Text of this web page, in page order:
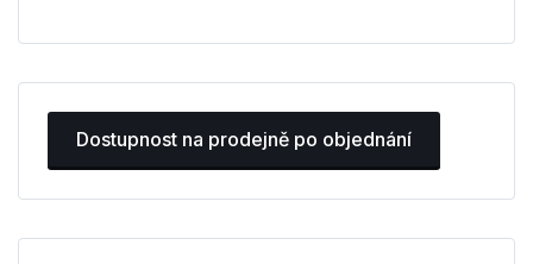
Dostupnost na prodejně po objednání